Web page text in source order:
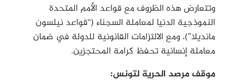
وتتعارض هذه الظروف مع قواعد الأمم المتحدة
النموذجية الدنيا لمعاملة السجناء (“قواعد نيلسون
مانديلا”)، ومع الالتزامات القانونية للدولة في ضمان
معاملة إنسانية تحفظ كرامة المحتجزين.
موقف مرصد الحرية لتونس: